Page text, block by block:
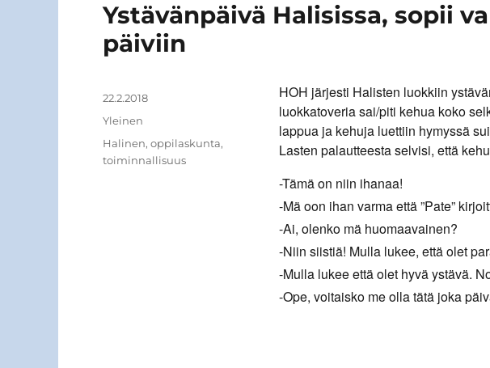
Ystävänpäivä Halisissa, sopii
päiviin
HOH järjesti Halisten luokkiin
luokkatoveria sai/piti kehua koko
lappua ja kehuja luettiin hymyssä
Lasten palautteesta selvisi, että
-Tämä on niin ihanaa!
-Mä oon ihan varma että ”Pate”
-Ai, olenko mä huomaavainen?
-Niin siistiä! Mulla lukee, että olet
-Mulla lukee että olet hyvä ystävä.
-Ope, voitaisko me olla tätä joka
Julkaistu
22.2.2018
Kategoriat
Yleinen
Avainsanat
Halinen, oppilaskunta,
toiminnallisuus